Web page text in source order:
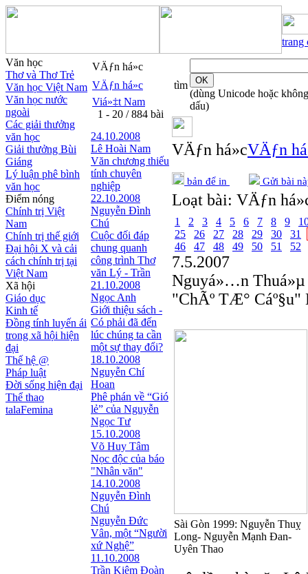
trang
Văn học
Thơ và Thơ Trẻ
Văn học Việt Nam
Văn học nước
ngoài
Các giải thưởng
văn học
Giải thưởng Bùi
Giáng
Lý luận phê bình
văn học
Điểm nóng
Chính trị Việt
Nam
Chính trị thế giới
Đại hội X và cải
cách chính trị tại
Việt Nam
Xã hội
Giáo dục
Kinh tế
Đồng tính luyến ái
trong xã hội hiện
đại
Thế hệ @
Pháp luật
Đời sống hiện đại
Thể thao
talaFemina
VÄƒn há»c
VÄƒn há»c
Viá»‡t Nam
1 - 20 / 884 bài
24.10.2008
Lê Hoài Nam
Văn chương thiếu
tính chuyên
nghiệp
22.10.2008
Nguyễn Đình
Chú
Cuộc đối đáp
chung quanh
công trình Thơ
văn Lý - Trần
21.10.2008
Ngọc Anh
Giới thiệu sách -
Có phải đã đến
lúc chúng ta cần
một sự thay đổi?
18.10.2008
Nguyễn Chí
Hoan
Phê phán về “Gió
lẻ” của Nguyễn
Ngọc Tư
15.10.2008
Võ Huy Tâm
Nọc độc của báo
"Nhân văn"
14.10.2008
Nguyễn Đình
Chú
Nguyễn Đức
Vân, một “Người
xứ Nghệ”
11.10.2008
Trần Kiêm Đoàn
tìm
(dùng Unicode hoặc không
dấu)
VÄƒn há»cVÄƒn
bản để in Gửi bài
Loạt bài: VÄƒn
1 2 3 4 5 6 7 8 9
25
26 27 28 29 30
31
46
47 48 49 50 51 52
7.5.2007
Nguyá»…n
"ChÃº TÆ° Cáº§u"
Sài Gòn 1999: Nguyễn Thuỵ
Long- Nguyễn Mạnh Đan-
Uyên Thao